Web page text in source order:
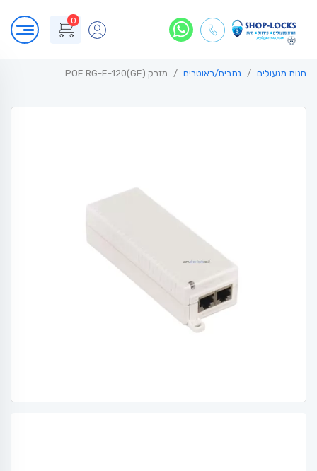
0
חנות מנעולים נתבים/ראוטרים מזרק POE RG-E-120(GE)